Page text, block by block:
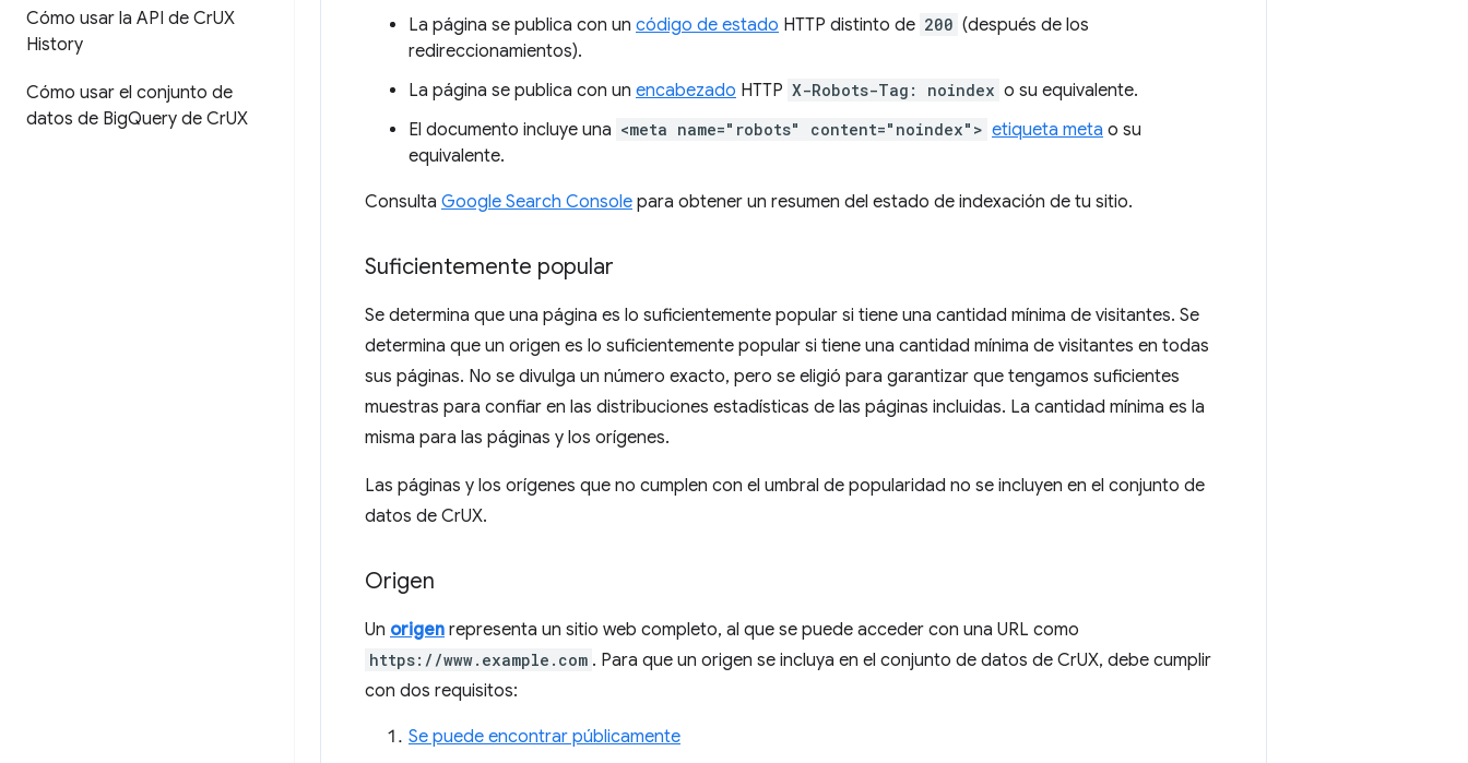
Cómo usar la API de CrUX
History
Cómo usar el conjunto de
datos de BigQuery de CrUX
La página se publica con un código de estado HTTP distinto de 200 (después de los
redireccionamientos).
La página se publica con un encabezado HTTP X-Robots-Tag: noindex o su equivalente.
El documento incluye una <meta name="robots" content="noindex"> etiqueta meta o su
equivalente.
Consulta Google Search Console para obtener un resumen del estado de indexación de tu sitio.
Suficientemente popular
Se determina que una página es lo suficientemente popular si tiene una cantidad mínima de visitantes. Se
determina que un origen es lo suficientemente popular si tiene una cantidad mínima de visitantes en todas
sus páginas. No se divulga un número exacto, pero se eligió para garantizar que tengamos suficientes
muestras para confiar en las distribuciones estadísticas de las páginas incluidas. La cantidad mínima es la
misma para las páginas y los orígenes.
Las páginas y los orígenes que no cumplen con el umbral de popularidad no se incluyen en el conjunto de
datos de CrUX.
Origen
Un origen representa un sitio web completo, al que se puede acceder con una URL como
https://www.example.com . Para que un origen se incluya en el conjunto de datos de CrUX, debe cumplir
con dos requisitos:
Se puede encontrar públicamente